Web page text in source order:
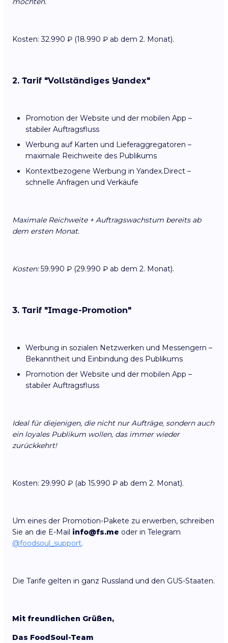
Kosten: 32.990 ₽ (18.990 ₽ ab dem 2. Monat).
2. Tarif "Vollständiges Yandex"
Promotion der Website und der mobilen App –
stabiler Auftragsfluss
Werbung auf Karten und Lieferaggregatoren –
maximale Reichweite des Publikums
Kontextbezogene Werbung in Yandex.Direct –
schnelle Anfragen und Verkäufe
Maximale Reichweite + Auftragswachstum bereits ab
dem ersten Monat.
Kosten:59.990 ₽ (29.990 ₽ ab dem 2. Monat).
3. Tarif "Image-Promotion"
Werbung in sozialen Netzwerken und Messengern –
Bekanntheit und Einbindung des Publikums
Promotion der Website und der mobilen App –
stabiler Auftragsfluss
Ideal für diejenigen, die nicht nur Aufträge, sondern auch
ein loyales Publikum wollen, das immer wieder
zurückkehrt!
Kosten: 29.990 ₽ (ab 15.990 ₽ ab dem 2. Monat).
Um eines der Promotion-Pakete zu erwerben, schreiben
Sie an die E-Mail info@fs.me oder in Telegram
@foodsoul_support.
Die Tarife gelten in ganz Russland und den GUS-Staaten.
Mit freundlichen Grüßen,
Das FoodSoul-Team